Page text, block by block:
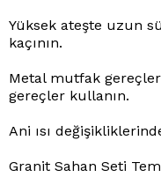
Yüksek ateşte uzun
kaçının.
Metal mutfak
gereçler kullanın.
Ani ısı
Granit Sahan Seti